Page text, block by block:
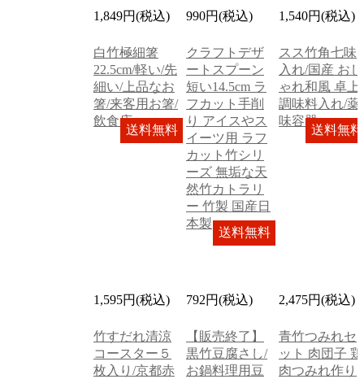
1,849円(税込)
白竹極細箸
22.5cm/軽い/先
細い/上品なお
箸/来客用お箸/
飲食店
送料無料
990円(税込)
クラフトデザ
ートスプーン
短い14.5cm ラ
フカット手削
り アイスやス
イーツ用 ラフ
カット竹シリ
ーズ 無垢な天
然竹カトラリ
ー 竹製 国産日
本製
送料無料
1,540円(税込)
スス竹角七味
入れ/国産 おし
ゃれ和風 卓上
調味料入れ/薬
味容器
送料無料
1,595円(税込)
竹すだれ清涼
コースター５
枚入り/京都赤
792円(税込)
【販売終了】
黒竹豆腐さし/
お鍋料理用豆
2,475円(税込)
青竹つみれセ
ット 肉団子 鶏
肉つみれ作り